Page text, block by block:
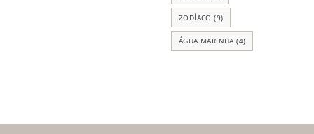
ZODÍACO (9)
ÁGUA MARINHA (4)